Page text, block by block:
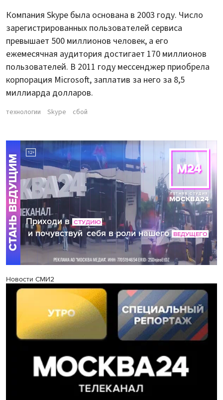
Компания Skype была основана в 2003 году. Число
зарегистрированных пользователей сервиса
превышает 500 миллионов человек, а его
ежемесячная аудитория достигает 170 миллионов
пользователей. В 2011 году мессенджер приобрела
корпорация Microsoft, заплатив за него за 8,5
миллиарда долларов.
технологии Skype сбой
Новости СМИ2